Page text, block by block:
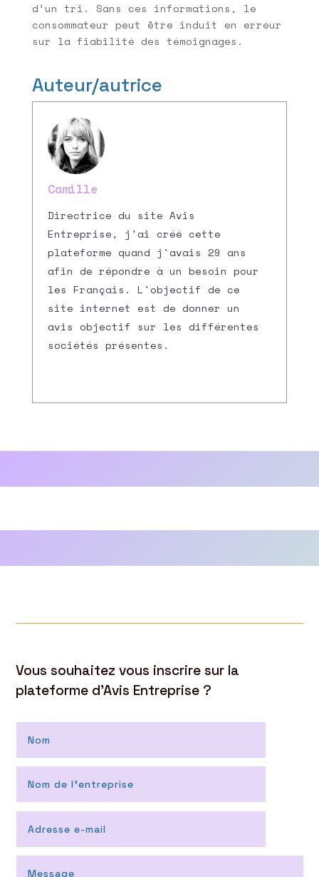
d’un tri. Sans ces informations, le
consommateur peut être induit en erreur
sur la fiabilité des témoignages.
Auteur/autrice
Camille
Directrice du site Avis
Entreprise, j'ai créé cette
plateforme quand j'avais 29 ans
afin de répondre à un besoin pour
les Français. L'objectif de ce
site internet est de donner un
avis objectif sur les différentes
sociétés présentes.
Vous souhaitez vous inscrire sur la
plateforme d’Avis Entreprise ?